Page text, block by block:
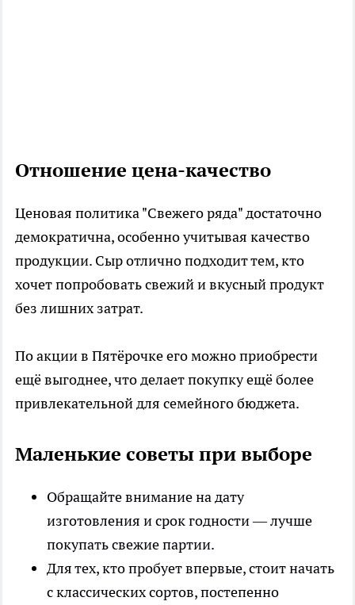
Отношение цена-качество
Ценовая политика "Свежего ряда" достаточно
демократична, особенно учитывая качество
продукции. Сыр отлично подходит тем, кто
хочет попробовать свежий и вкусный продукт
без лишних затрат.
По акции в Пятёрочке его можно приобрести
ещё выгоднее, что делает покупку ещё более
привлекательной для семейного бюджета.
Маленькие советы при выборе
Обращайте внимание на дату
изготовления и срок годности — лучше
покупать свежие партии.
Для тех, кто пробует впервые, стоит начать
с классических сортов, постепенно